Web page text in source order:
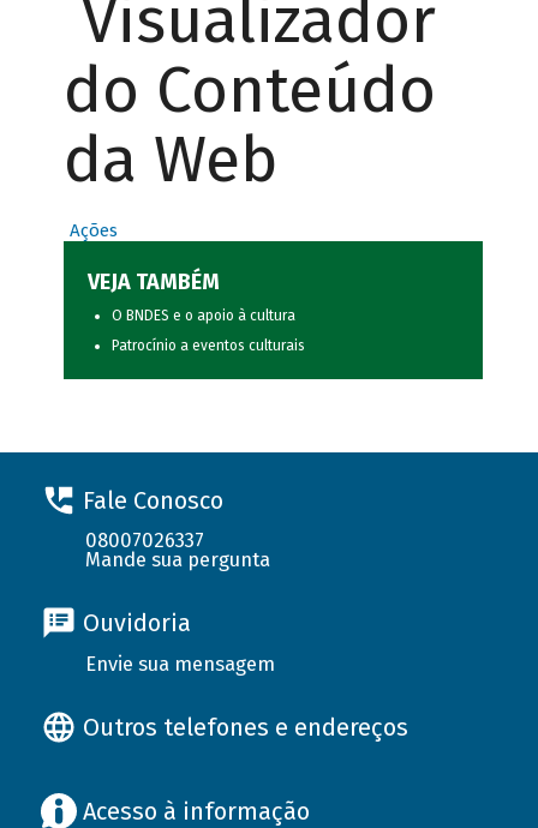
Visualizador
do Conteúdo
da Web
Ações
VEJA TAMBÉM
O BNDES e o apoio à cultura
Patrocínio a eventos culturais
Fale Conosco
08007026337
Mande sua pergunta
Ouvidoria
Envie sua mensagem
Outros telefones e endereços
Acesso à informação